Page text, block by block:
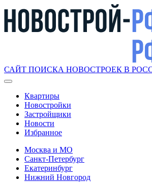
САЙТ ПОИСКА НОВОСТРОЕК В
Квартиры
Новостройки
Застройщики
Новости
Избранное
Москва и МО
Санкт-Петербург
Екатеринбург
Нижний Новгород